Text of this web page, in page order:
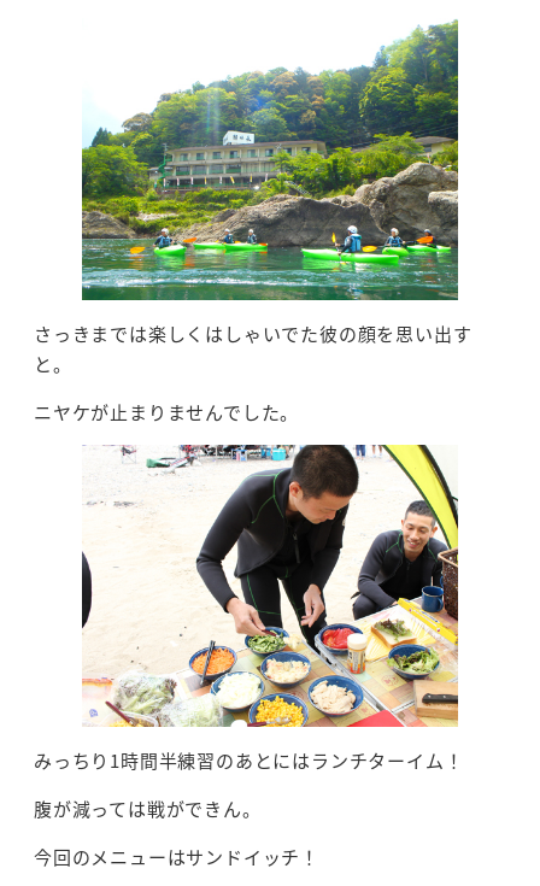
さっきまでは楽しくはしゃいでた彼の顔を思い出す
と。
ニヤケが止まりませんでした。
みっちり1時間半練習のあとにはランチターイム！
腹が減っては戦ができん。
今回のメニューはサンドイッチ！